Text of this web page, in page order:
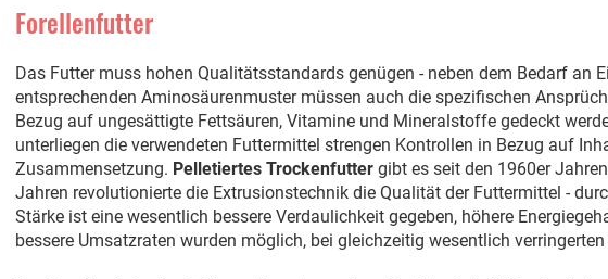
Forellenfutter
Das Futter muss hohen Qualitätsstandards genügen - neben dem Bedarf an
entsprechenden Aminosäurenmuster müssen auch die spezifischen
Bezug auf ungesättigte Fettsäuren, Vitamine und Mineralstoffe gedeckt
unterliegen die verwendeten Futtermittel strengen Kontrollen in Bezug auf
Zusammensetzung. Pelletiertes Trockenfuttergibt es seit den 1960er
Jahren revolutionierte die Extrusionstechnik die Qualität der Futtermittel -
Stärke ist eine wesentlich bessere Verdaulichkeit gegeben, höhere
bessere Umsatzraten wurden möglich, bei gleichzeitig wesentlich